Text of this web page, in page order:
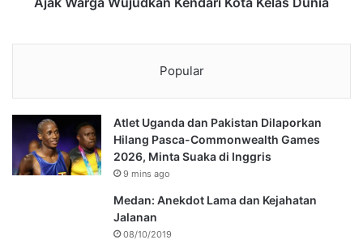
Popular
Atlet Uganda dan Pakistan Dilaporkan
Hilang Pasca-Commonwealth Games
2026, Minta Suaka di Inggris
9 mins ago
Medan: Anekdot Lama dan Kejahatan
Jalanan
08/10/2019